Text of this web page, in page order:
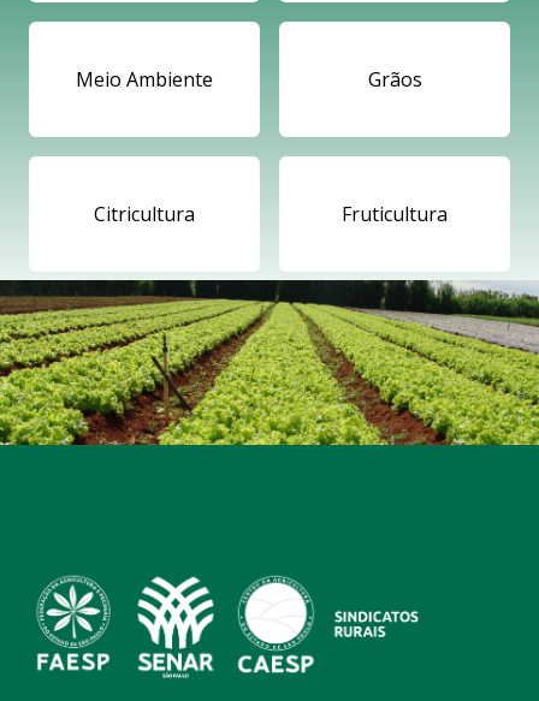
Meio Ambiente Grãos
Citricultura Fruticultura